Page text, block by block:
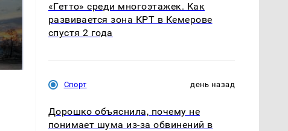
В магазинах России
СМИ: В Химках на
«Гетто» среди многоэтажек. Как
развивается зона КРТ в Кемерове
спустя 2 года
Спорт день назад
Дорошко объяснила, почему не
понимает шума из-за обвинений в